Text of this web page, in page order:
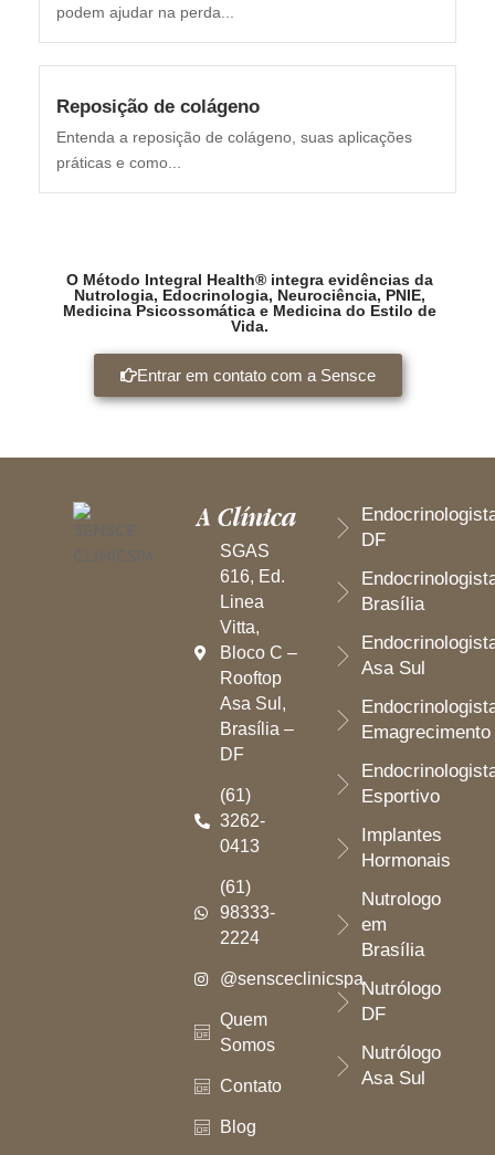
podem ajudar na perda...
Reposição de colágeno
Entenda a reposição de colágeno, suas aplicações
práticas e como...
O Método Integral Health® integra evidências da
Nutrologia, Edocrinologia, Neurociência, PNIE,
Medicina Psicossomática e Medicina do Estilo de
Vida.
Entrar em contato com a Sensce
A Clínica
SGAS
616, Ed.
Linea
Vitta,
Bloco C –
Rooftop
Asa Sul,
Brasília –
DF
(61)
3262-
0413
(61)
98333-
2224
@sensceclinicspa
Quem
Somos
Contato
Blog
DF
Brasília
Asa Sul
Emagrecimento
Esportivo
Implantes
Hormonais
Nutrologo
em
Brasília
Nutrólogo
DF
Nutrólogo
Asa Sul